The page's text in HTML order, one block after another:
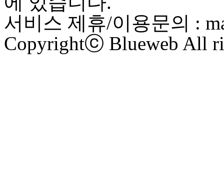
서비스 제휴/이용문의 :
Copyrightⓒ Blueweb All